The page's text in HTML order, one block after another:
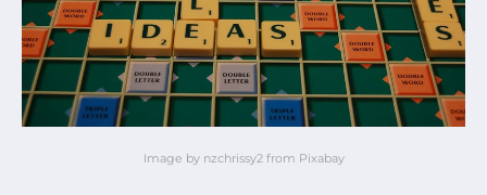
Image by nzchrissy2 from Pixabay